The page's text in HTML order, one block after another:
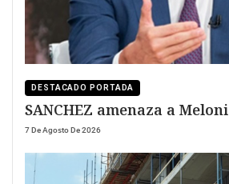
DESTACADO PORTADA
SANCHEZ amenaza a Meloni
7 De Agosto De 2026